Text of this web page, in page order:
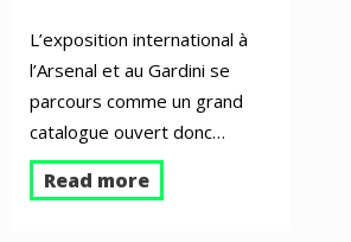
L’exposition international à
l’Arsenal et au Gardini se
parcours comme un grand
catalogue ouvert donc…
Read more